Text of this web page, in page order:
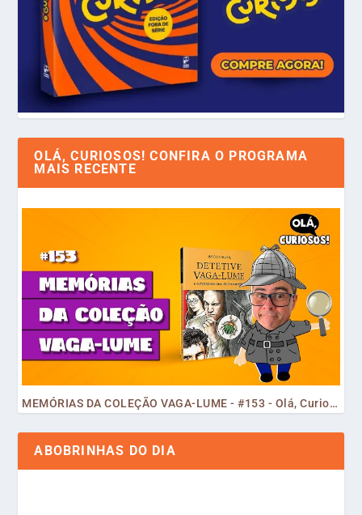
OLÁ, CURIOSOS! CONFIRA O PROGRAMA
MAIS RECENTE
MEMÓRIAS DA COLEÇÃO VAGA-LUME - #153 - Olá, Curiosos! 2023
ABOBRINHAS DO DIA